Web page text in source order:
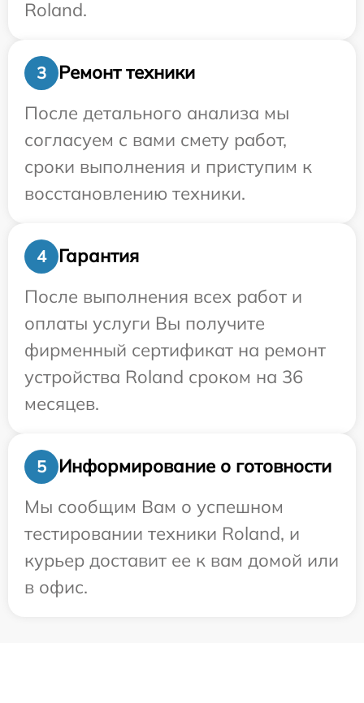
Roland.
3
Ремонт техники
После детального анализа мы
согласуем с вами смету работ,
сроки выполнения и приступим к
восстановлению техники.
4
Гарантия
После выполнения всех работ и
оплаты услуги Вы получите
фирменный сертификат на ремонт
устройства Roland сроком на 36
месяцев.
5
Информирование о готовности
Мы сообщим Вам о успешном
тестировании техники Roland, и
курьер доставит ее к вам домой или
в офис.